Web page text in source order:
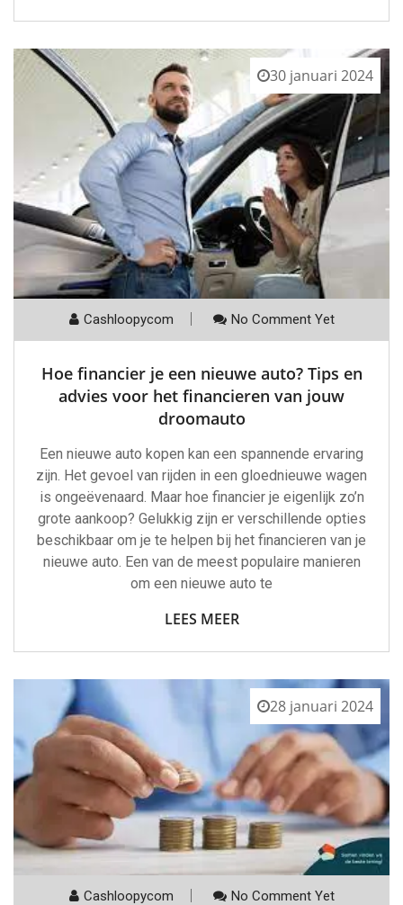
30 januari 2024
Cashloopycom No Comment Yet
Hoe financier je een nieuwe auto? Tips en
advies voor het financieren van jouw
droomauto
Een nieuwe auto kopen kan een spannende ervaring
zijn. Het gevoel van rijden in een gloednieuwe wagen
is ongeëvenaard. Maar hoe financier je eigenlijk zo’n
grote aankoop? Gelukkig zijn er verschillende opties
beschikbaar om je te helpen bij het financieren van je
nieuwe auto. Een van de meest populaire manieren
om een nieuwe auto te
LEES MEER
28 januari 2024
Cashloopycom No Comment Yet